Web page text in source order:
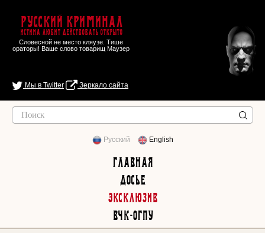
Русский Криминал
Истина любит действовать открыто
Словесной не место кляузе. Тише
ораторы! Ваше слово товарищ Маузер
Мы в Twitter Зеркало сайта
Русский English
Главная
Досье
Эксклюзив
ВЧК-ОГПУ